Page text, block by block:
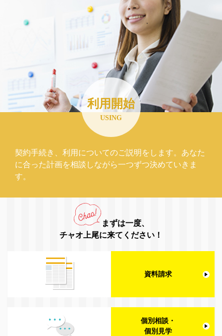
利用開始
USING
契約手続き、利用についてのご説明をします。あなた
に合った計画を相談しながら一つずつ決めていきま
す。
まずは一度、
チャオ上尾に来てください！
資料請求
個別相談・
個別見学